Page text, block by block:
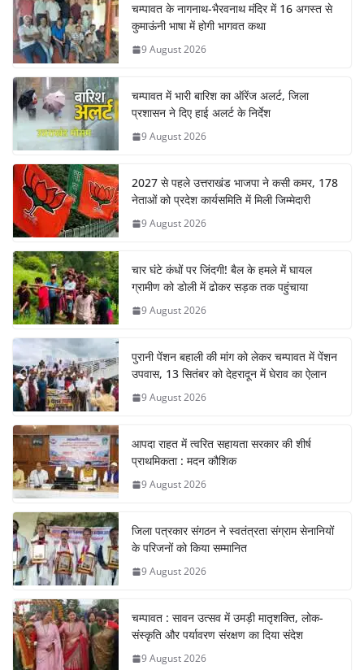
चम्पावत के नागनाथ-भैरवनाथ मंदिर में 16 अगस्त से
कुमाऊंनी भाषा में होगी भागवत कथा
9 August 2026
चम्पावत में भारी बारिश का ऑरेंज अलर्ट, जिला
प्रशासन ने दिए हाई अलर्ट के निर्देश
9 August 2026
2027 से पहले उत्तराखंड भाजपा ने कसी कमर, 178
नेताओं को प्रदेश कार्यसमिति में मिली जिम्मेदारी
9 August 2026
चार घंटे कंधों पर जिंदगी! बैल के हमले में घायल
ग्रामीण को डोली में ढोकर सड़क तक पहुंचाया
9 August 2026
पुरानी पेंशन बहाली की मांग को लेकर चम्पावत में पेंशन
उपवास, 13 सितंबर को देहरादून में घेराव का ऐलान
9 August 2026
आपदा राहत में त्वरित सहायता सरकार की शीर्ष
प्राथमिकता : मदन कौशिक
9 August 2026
जिला पत्रकार संगठन ने स्वतंत्रता संग्राम सेनानियों
के परिजनों को किया सम्मानित
9 August 2026
चम्पावत : सावन उत्सव में उमड़ी मातृशक्ति, लोक-
संस्कृति और पर्यावरण संरक्षण का दिया संदेश
9 August 2026